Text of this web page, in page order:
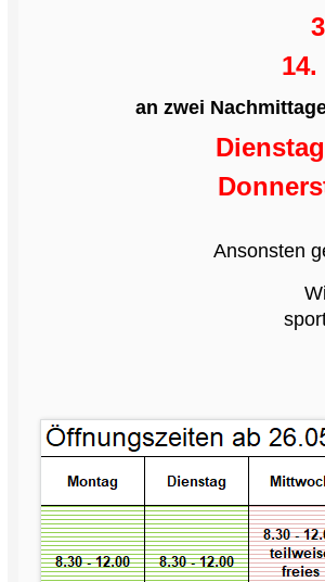
an zwei
Ansonsten